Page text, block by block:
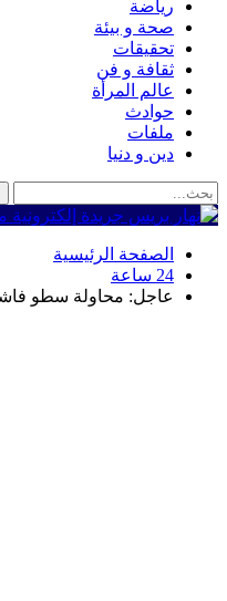
رياضة
صحة و بيئة
تحقيقات
ثقافة و فن
عالم المرأة
حوادث
ملفات
دين و دنيا
الصفحة الرئيسية
24 ساعة
عاجل: محاولة سطو